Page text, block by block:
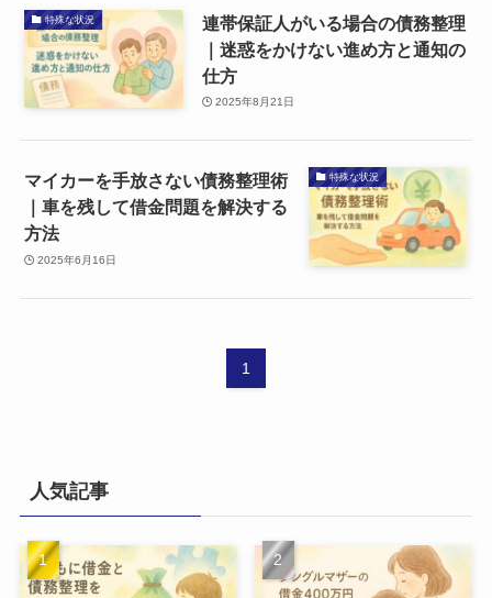
特殊な状況
連帯保証人がいる場合の債務整理
｜迷惑をかけない進め方と通知の
仕方
2025年8月21日
特殊な状況
マイカーを手放さない債務整理術
｜車を残して借金問題を解決する
方法
2025年6月16日
1
人気記事